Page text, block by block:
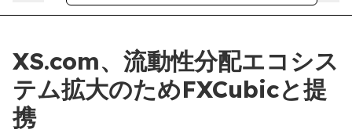
XS.com、流動性分配エコシス
テム拡大のためFXCubicと提
携